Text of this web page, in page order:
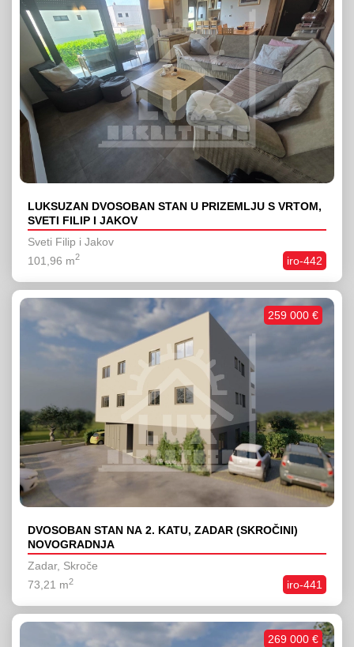
LUKSUZAN DVOSOBAN STAN U PRIZEMLJU S VRTOM,
SVETI FILIP I JAKOV
Sveti Filip i Jakov
iro-442
101,96 m2
DVOSOBAN STAN NA 2. KATU, ZADAR (SKROČINI)
NOVOGRADNJA
Zadar, Skroče
iro-441
73,21 m2
259 000 €
269 000 €